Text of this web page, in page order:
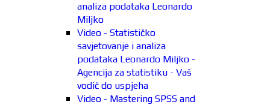
analiza podataka Leonardo
Miljko
Video - Statističko
savjetovanje i analiza
podataka Leonardo Miljko -
Agencija za statistiku - Vaš
vodič do uspjeha
Video - Mastering SPSS and